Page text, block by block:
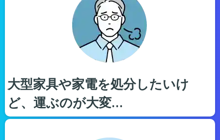
大型家具や家電を処分したいけ
ど、運ぶのが大変…